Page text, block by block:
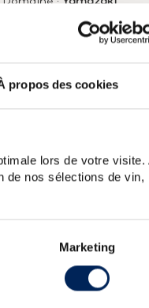
propos des cookies
lors de votre visite.
de nos sélections de vin,
Marketing
Ambré
Les informations publiées ci-
actuelles du spiritueux
Elles ne sont pas spécifiques
Attention, ce texte est
le copier sans en avoir